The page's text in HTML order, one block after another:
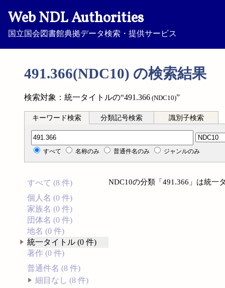
Web NDL Authorities
国立国会図書館典拠データ検索・提供サービス
491.366(NDC10) の検索結果
検索対象：統一タイトルの“491.366 (NDC10)”
キーワード検索 分類記号検索 識別子検索
分類記号検索
すべて 名称のみ 普通件名のみ ジャンルのみ
すべて (8 件)
個人名 (0 件)
家族名 (0 件)
団体名 (0 件)
地名 (0 件)
統一タイトル (0 件)
著作 (0 件)
普通件名 (8 件)
細目なし (8 件)
NDC10の分類「491.366」は統一